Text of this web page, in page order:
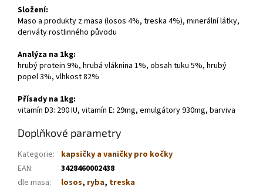
Složení:
Maso a produkty z masa (losos 4%, treska 4%), minerální látky,
deriváty rostlinného původu
Analýza na 1kg:
hrubý protein 9%, hrubá vláknina 1%, obsah tuku 5%, hrubý
popel 3%, vlhkost 82%
Přísady na 1kg:
vitamín D3: 290 IU, vitamín E: 29mg, emulgátory 930mg, barviva
Doplňkové parametry
Kategorie:
kapsičky a vaničky pro kočky
EAN:
3428460002438
dle masa: losos, ryba, treska